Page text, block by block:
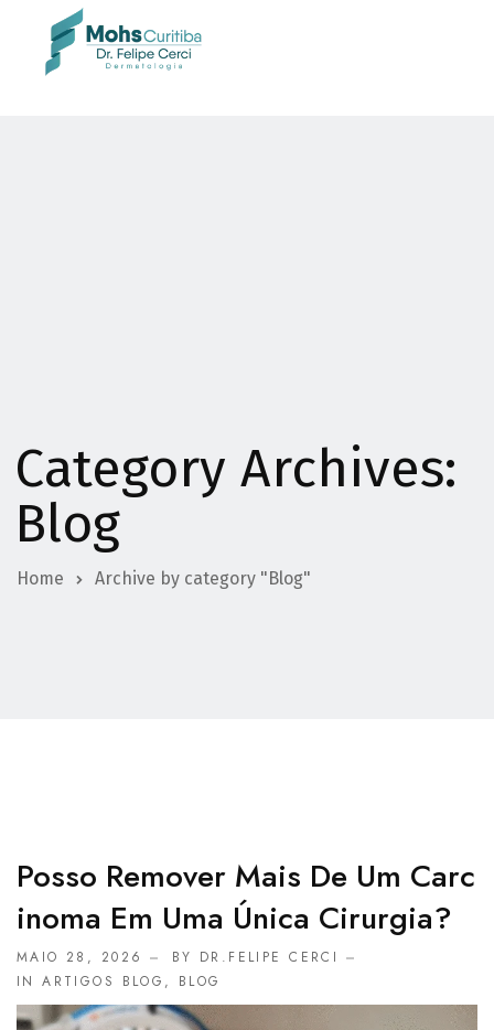
Category Archives:
Blog
Home Archive by category "Blog"
Posso Remover Mais De Um Carc
Inoma Em Uma Única Cirurgia?
MAIO 28, 2026
BY DR.FELIPE CERCI
INARTIGOS BLOG , BLOG